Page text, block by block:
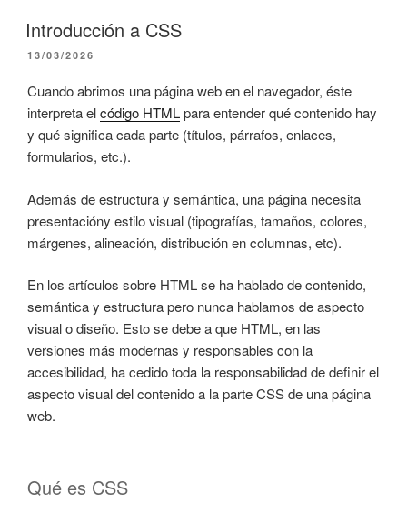
Introducción a CSS
PUBLICADO
13/03/2026
Cuando abrimos una página web en el navegador, éste
interpreta elcódigo HTMLpara entender qué contenido hay
y qué significa cada parte (títulos, párrafos, enlaces,
formularios, etc.).
Además de estructura y semántica, una página necesita
presentacióny estilo visual (tipografías, tamaños, colores,
márgenes, alineación, distribución en columnas, etc).
En los artículos sobre HTML se ha hablado de contenido,
semántica y estructura pero nunca hablamos de aspecto
visual o diseño. Esto se debe a que HTML, en las
versiones más modernas y responsables con la
accesibilidad, ha cedido toda la responsabilidad de definir el
aspecto visual del contenido a la parte CSS de una página
web.
Qué es CSS